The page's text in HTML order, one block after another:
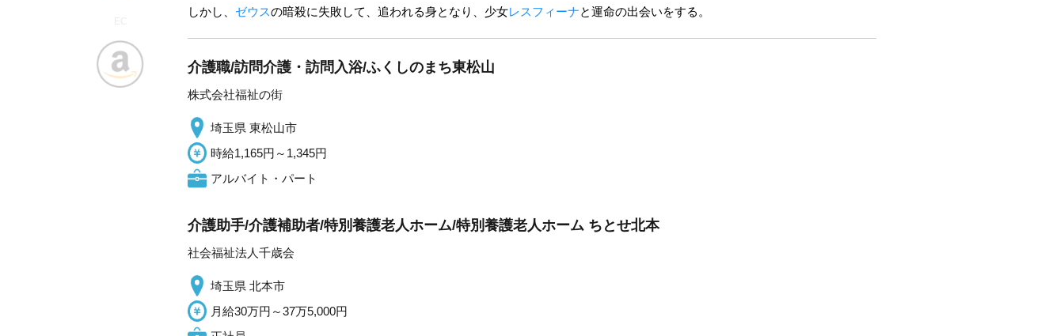
しかし、 ゼウスの暗殺に失敗して、追われる身となり、少女レスフィーナと運命の出会いをする。
介護職/訪問介護・訪問入浴/ふくしのまち東松山
株式会社福祉の街
埼玉県 東松山市
時給1,165円～1,345円
アルバイト・パート
介護助手/介護補助者/特別養護老人ホーム/特別養護老人ホーム ちとせ北本
社会福祉法人千歳会
埼玉県 北本市
月給30万円～37万5,000円